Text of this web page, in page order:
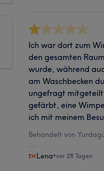
Ich war dort zum
den gesamten
wurde, während
am Waschbecken
ungefragt mitgeteilt
gefärbt, eine
ich mit meinem
Behandelt von
Lena•vor 28 Tagen